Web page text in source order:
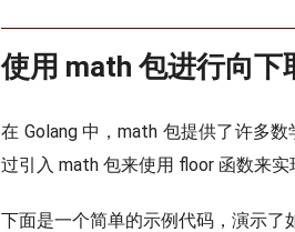
使用 math 包进行向下
在 Golang 中，math 包提供了许多
过引入 math 包来使用 floor 函数来实
下面是一个简单的示例代码，演示了